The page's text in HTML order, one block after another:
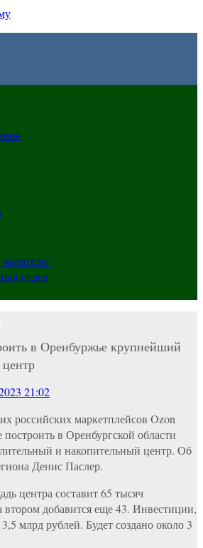
отдел
в Оренбуржье крупнейший
21:02
российских маркетплейсов Ozon
в Оренбургской области
и накопительный центр. Об
Денис Паслер.
центра составит 65 тысяч
втором добавится еще 43. Инвестиции,
млрд рублей. Будет создано около 3